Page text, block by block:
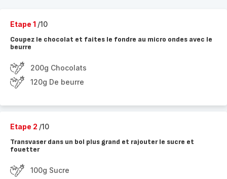
Etape 1 /10
Coupez le chocolat et faites le fondre au micro ondes avec le
beurre
200g Chocolats
120g De beurre
Etape 2 /10
Transvaser dans un bol plus grand et rajouter le sucre et
fouetter
100g Sucre